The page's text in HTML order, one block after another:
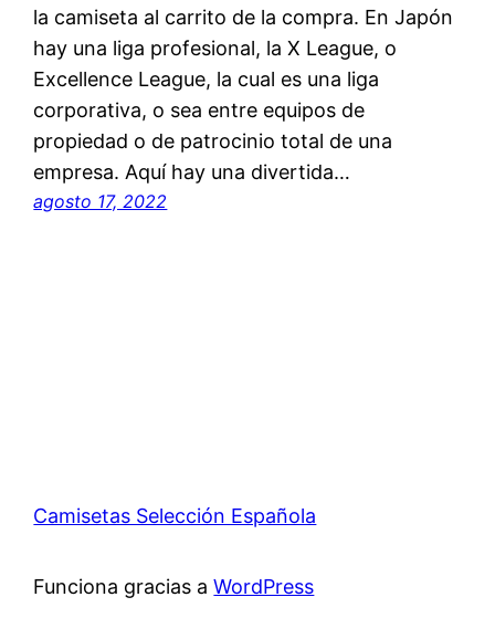
la camiseta al carrito de la compra. En Japón
hay una liga profesional, la X League, o
Excellence League, la cual es una liga
corporativa, o sea entre equipos de
propiedad o de patrocinio total de una
empresa. Aquí hay una divertida…
agosto 17, 2022
Camisetas Selección Española
Funciona gracias aWordPress